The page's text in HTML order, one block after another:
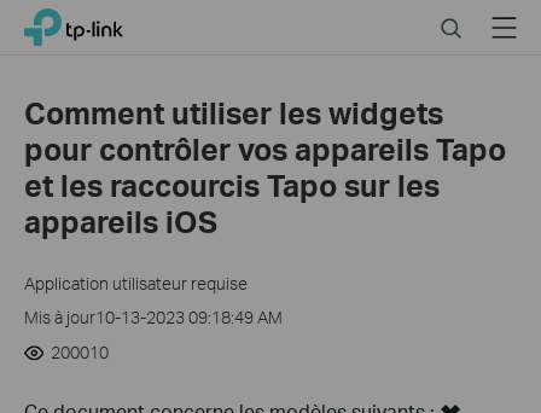
Click
navigation
TP-Link, Reliably Smart SearchMenu
Comment utiliser les widgets
pour contrôler vos appareils Tapo
et les raccourcis Tapo sur les
appareils iOS
Application utilisateur requise
Mis à jour10-13-2023 09:18:49 AM
200010